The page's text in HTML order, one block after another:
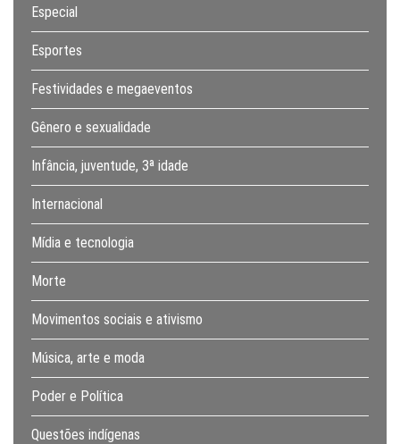
Especial
Esportes
Festividades e megaeventos
Gênero e sexualidade
Infância, juventude, 3ª idade
Internacional
Mídia e tecnologia
Morte
Movimentos sociais e ativismo
Música, arte e moda
Poder e Política
Questões indígenas